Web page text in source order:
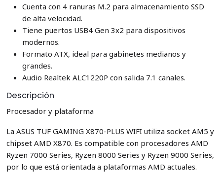
Cuenta con 4 ranuras M.2 para almacenamiento SSD
de alta velocidad.
Tiene puertos USB4 Gen 3x2 para dispositivos
modernos.
Formato ATX, ideal para gabinetes medianos y
grandes.
Audio Realtek ALC1220P con salida 7.1 canales.
Descripción
Procesador y plataforma
La ASUS TUF GAMING X870-PLUS WIFI utiliza socket AM5 y
chipset AMD X870. Es compatible con procesadores AMD
Ryzen 7000 Series, Ryzen 8000 Series y Ryzen 9000 Series,
por lo que está orientada a plataformas AMD actuales.